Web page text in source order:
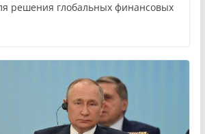
решения глобальных финансовых